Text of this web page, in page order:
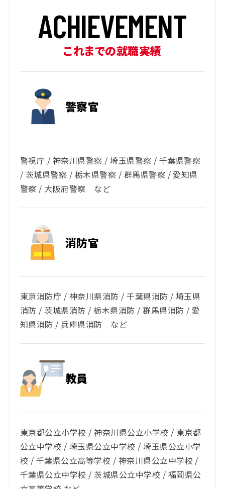
ACHIEVEMENT
これまでの就職実績
警察官
警視庁 / 神奈川県警察 / 埼玉県警察 / 千葉県警察
/ 茨城県警察 / 栃木県警察 / 群馬県警察 / 愛知県
警察 / 大阪府警察 など
消防官
東京消防庁 / 神奈川県消防 / 千葉県消防 / 埼玉県
消防 / 茨城県消防 / 栃木県消防 / 群馬県消防 / 愛
知県消防 / 兵庫県消防 など
教員
東京都公立小学校 / 神奈川県公立小学校 / 東京都
公立中学校 / 埼玉県公立中学校 / 埼玉県公立小学
校 / 千葉県公立高等学校 / 神奈川県公立中学校 /
千葉県公立中学校 / 茨城県公立中学校 / 福岡県公